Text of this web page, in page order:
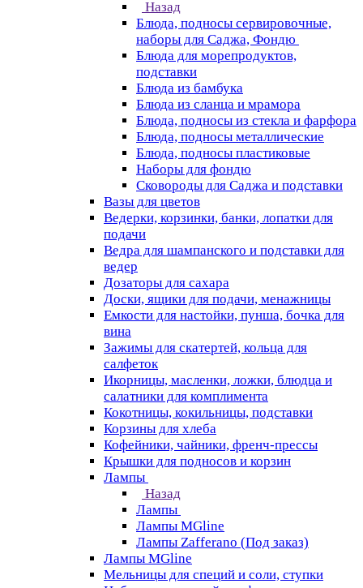
Назад
Блюда, подносы сервировочные,
наборы для Саджа, Фондю
Блюда для морепродуктов,
подставки
Блюда из бамбука
Блюда из сланца и мрамора
Блюда, подносы из стекла и фарфора
Блюда, подносы металлические
Блюда, подносы пластиковые
Наборы для фондю
Сковороды для Саджа и подставки
Вазы для цветов
Ведерки, корзинки, банки, лопатки для
подачи
Ведра для шампанского и подставки для
ведер
Дозаторы для сахара
Доски, ящики для подачи, менажницы
Емкости для настойки, пунша, бочка для
вина
Зажимы для скатертей, кольца для
салфеток
Икорницы, масленки, ложки, блюдца и
салатники для комплимента
Кокотницы, кокильницы, подставки
Корзины для хлеба
Кофейники, чайники, френч-прессы
Крышки для подносов и корзин
Лампы
Назад
Лампы
Лампы MGline
Лампы Zafferano (Под заказ)
Лампы MGline
Мельницы для специй и соли, ступки